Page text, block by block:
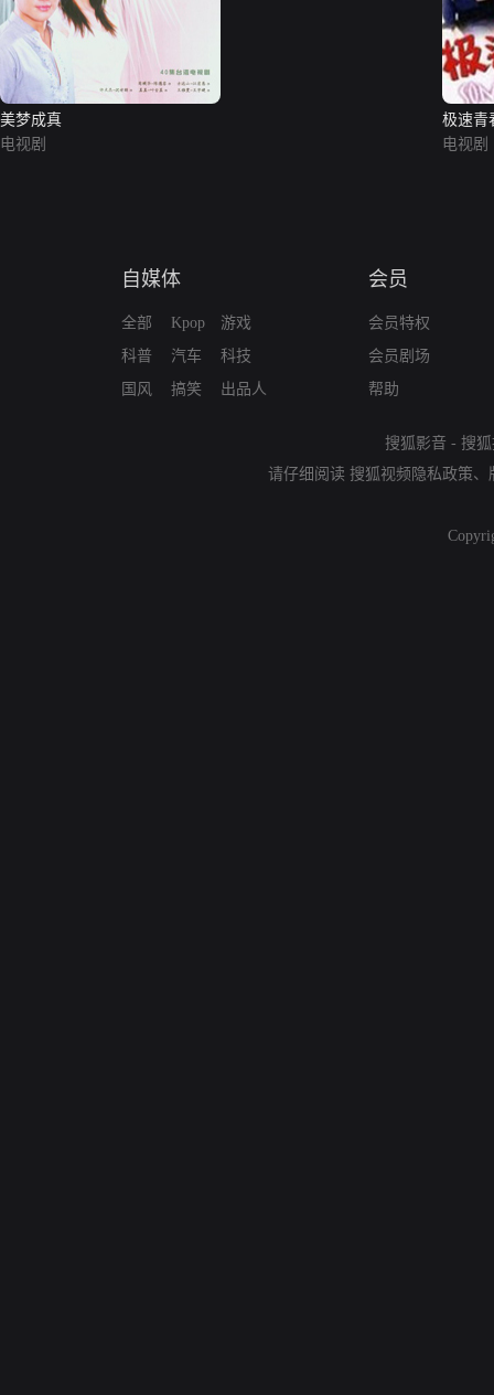
美梦成真
电视剧
极速青
电视剧
自媒体
全部
科普
国风
Kpop
汽车
搞笑
游戏
科技
出品人
会员
会员特权
会员剧场
帮助
搜狐影音 - 搜
请仔细阅读 搜狐视频隐私政策、